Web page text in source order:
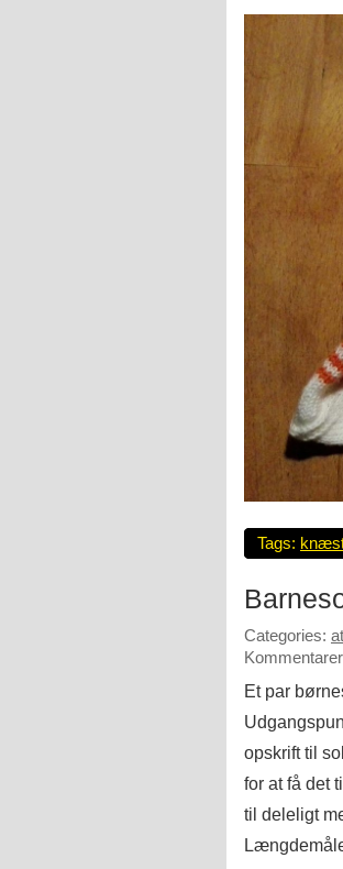
Tags:
Categories:
Et par
opskrift til
for at få det
til deleligt